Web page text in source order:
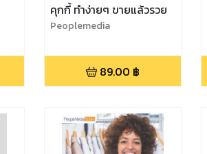
คุกกี้ ทำง่ายๆ ขายแล้วรวย
Peoplemedia
89.00 ฿